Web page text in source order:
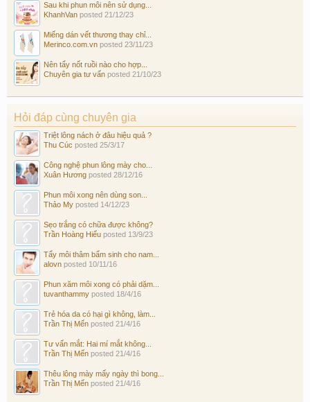
Sau khi phun môi nên sử dụng...
KhanhVan posted 21/12/23
Miếng dán vết thương thay chỉ...
Merinco.com.vn posted 23/11/23
Nên tẩy nốt ruồi nào cho hợp...
Chuyên gia tư vấn posted 21/10/23
Hỏi đáp cùng chuyên gia
Triệt lông nách ở đâu hiệu quả ?
Thu Cúc posted 25/3/17
Công nghệ phun lông mày cho...
Xuân Hương posted 28/12/16
Phun môi xong nên dùng son...
Thảo My posted 14/12/23
Sẹo trắng có chữa được không?
Trần Hoàng Hiếu posted 13/9/23
Tẩy môi thâm bẩm sinh cho nam...
alovn posted 10/11/16
Phun xăm môi xong có phải dặm...
tuvanthammy posted 18/4/16
Trẻ hóa da có hại gì không, làm...
Trần Thị Mến posted 21/4/16
Tư vấn mắt: Hai mí mắt không...
Trần Thị Mến posted 21/4/16
Thêu lông mày mấy ngày thì bong...
Trần Thị Mến posted 21/4/16